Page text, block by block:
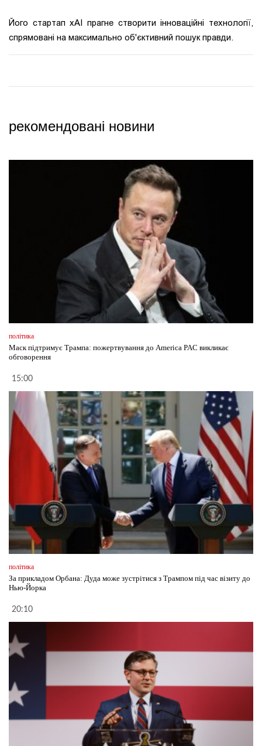
Його стартап xAI прагне створити інноваційні технології,
спрямовані на максимально об'єктивний пошук правди.
рекомендовані новини
політика
Маск підтримує Трампа: пожертвування до America PAC викликає
обговорення
15:00
політика
За прикладом Орбана: Дуда може зустрітися з Трампом під час візиту до
Нью-Йорка
20:10